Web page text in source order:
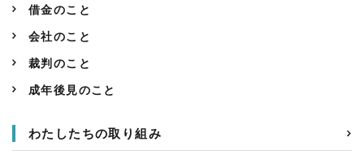
借金のこと
会社のこと
裁判のこと
成年後見のこと
わたしたちの取り組み